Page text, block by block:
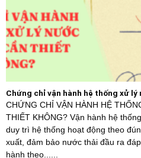
Chứng chỉ vận hành hệ thống xử
CHỨNG CHỈ VẬN HÀNH HỆ
THIẾT KHÔNG? Vận hành hệ
duy trì hệ thống hoạt động theo
xuất, đảm bảo nước thải đầu ra
hành theo......